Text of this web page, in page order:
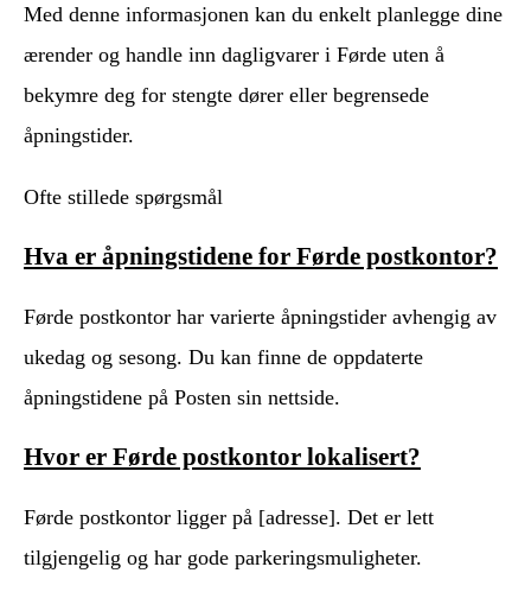
Med denne informasjonen kan du enkelt planlegge dine
ærender og handle inn dagligvarer i Førde uten å
bekymre deg for stengte dører eller begrensede
åpningstider.
Ofte stillede spørgsmål
Hva er åpningstidene for Førde postkontor?
Førde postkontor har varierte åpningstider avhengig av
ukedag og sesong. Du kan finne de oppdaterte
åpningstidene på Posten sin nettside.
Hvor er Førde postkontor lokalisert?
Førde postkontor ligger på [adresse]. Det er lett
tilgjengelig og har gode parkeringsmuligheter.